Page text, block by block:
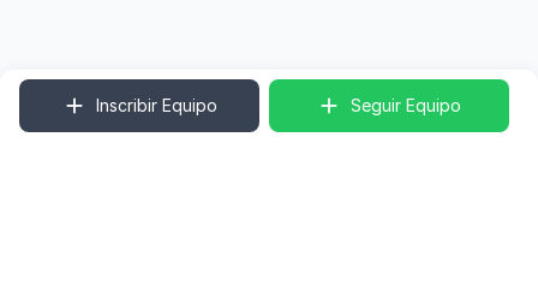
Inscribir Equipo Seguir Equipo